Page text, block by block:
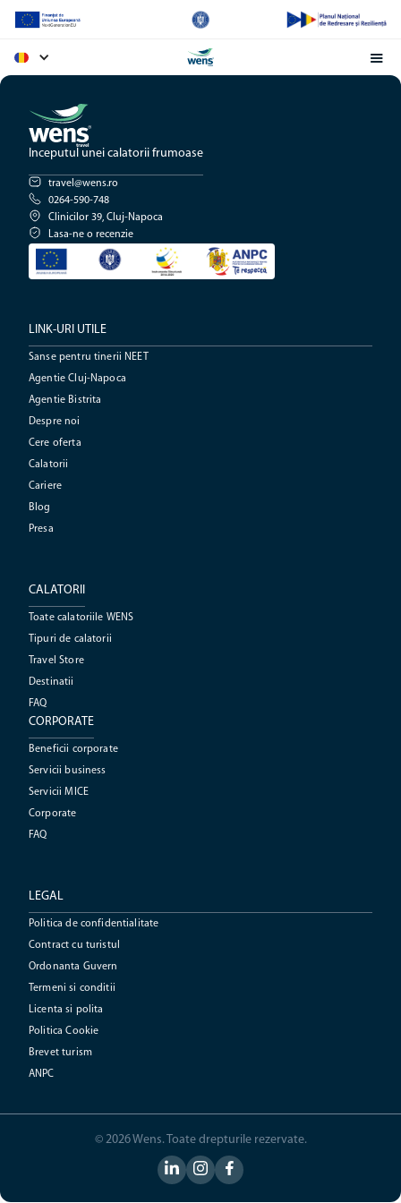
Inceputul unei calatorii frumoase
travel@wens.ro
0264-590-748
Clinicilor 39, Cluj-Napoca
Lasa-ne o recenzie
LINK-URI UTILE
Sanse pentru tinerii NEET
Agentie Cluj-Napoca
Agentie Bistrita
Despre noi
Cere oferta
Calatorii
Cariere
Blog
Presa
CALATORII
Toate calatoriile WENS
Tipuri de calatorii
Travel Store
Destinatii
FAQ
CORPORATE
Beneficii corporate
Servicii business
Servicii MICE
Corporate
FAQ
LEGAL
Politica de confidentialitate
Contract cu turistul
Ordonanta Guvern
Termeni si conditii
Licenta si polita
Politica Cookie
Brevet turism
ANPC
© 2026 Wens. Toate drepturile rezervate.